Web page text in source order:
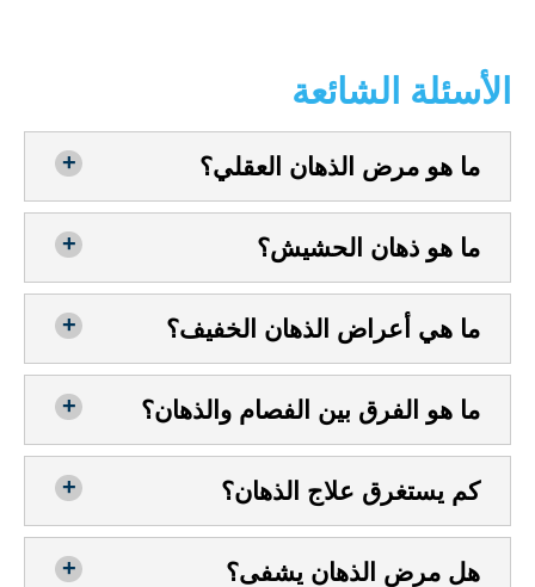
الأسئلة الشائعة
ما هو مرض الذهان العقلي؟
ما هو ذهان الحشيش؟
ما هي أعراض الذهان الخفيف؟
ما هو الفرق بين الفصام والذهان؟
كم يستغرق علاج الذهان؟
هل مرض الذهان يشفى؟